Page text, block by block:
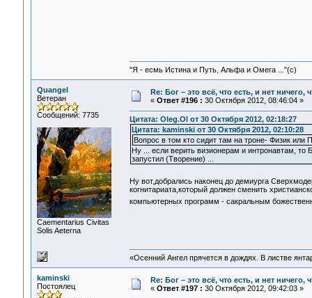
"Я - есмь Истина и Путь, Альфа и Омега ..."(с)
Quangel
Ветеран
Сообщений: 7735
Сaementarius Civitas
Solis Aeterna
Re: Бог – это всё, что есть, и нет
« Ответ #196 : 30 Октября 2012, 08:46:04 »
Цитата: Oleg.Ol от 30 Октября 2012, 02:18:27
Цитата: kaminski от 30 Октября 2012, 02:10:28
Вопрос в том кто сидит там на троне- Физик или
Ну ... если верить визионерам и интронавтам,
запустил (Творение) ...
Ну вот,добрались наконец до демиурга
когнитариата,который должен сменить
компьютерных программ - сакральным
«Осенний Ангел прячется в дождях. В листве
kaminski
Постоялец
Re: Бог – это всё, что есть, и нет
« Ответ #197 : 30 Октября 2012, 09:42:03 »